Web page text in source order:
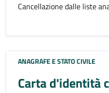
Cancellazione dalle liste
ANAGRAFE E STATO CIVILE
Carta d'identità